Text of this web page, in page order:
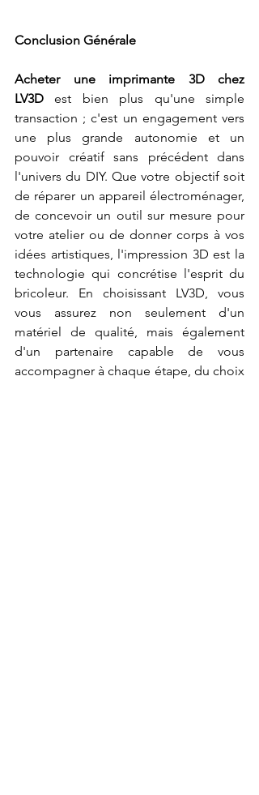
Conclusion Générale
Acheter une imprimante 3D chez
LV3D est bien plus qu'une simple
transaction ; c'est un engagement vers
une plus grande autonomie et un
pouvoir créatif sans précédent dans
l'univers du DIY. Que votre objectif soit
de réparer un appareil électroménager,
de concevoir un outil sur mesure pour
votre atelier ou de donner corps à vos
idées artistiques, l'impression 3D est la
technologie qui concrétise l'esprit du
bricoleur. En choisissant LV3D, vous
vous assurez non seulement d'un
matériel de qualité, mais également
d'un partenaire capable de vous
accompagner à chaque étape, du choix